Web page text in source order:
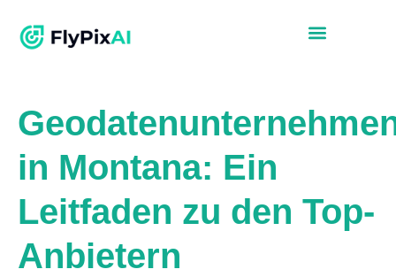
in Montana: Ein
Leitfaden zu den Top-
Anbietern